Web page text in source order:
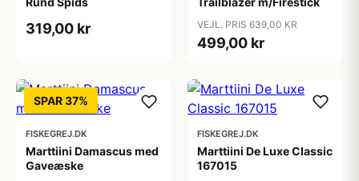
319,00 kr VEJL. PRIS 639,00 KR
499,00 kr
SPAR 37%
FISKEGREJ.DK
Marttiini Damascus med
Gaveæske
FISKEGREJ.DK
Marttiini De Luxe Classic
167015